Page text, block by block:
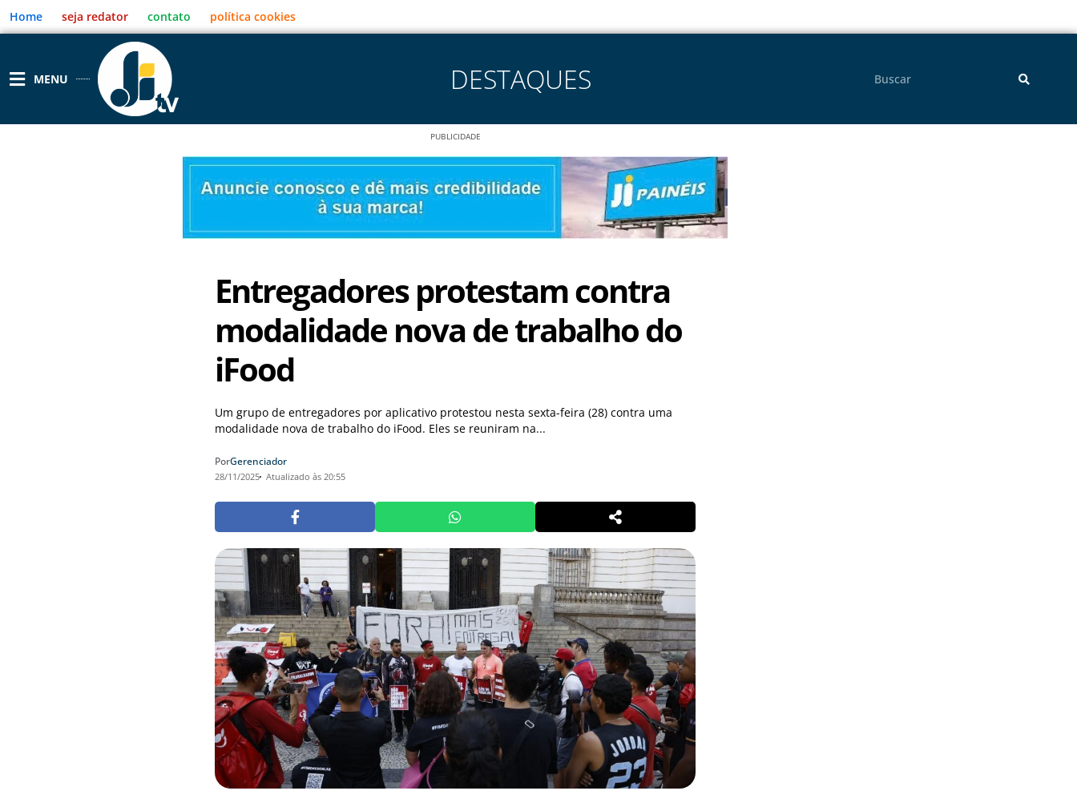
para
o
Home seja redator contato política cookies
MENU DESTAQUES
PUBLICIDADE
Entregadores protestam contra
modalidade nova de trabalho do
iFood
Um grupo de entregadores por aplicativo protestou nesta sexta-feira (28) contra uma
modalidade nova de trabalho do iFood. Eles se reuniram na...
PorGerenciador
28/11/2025 Atualizado às 20:55